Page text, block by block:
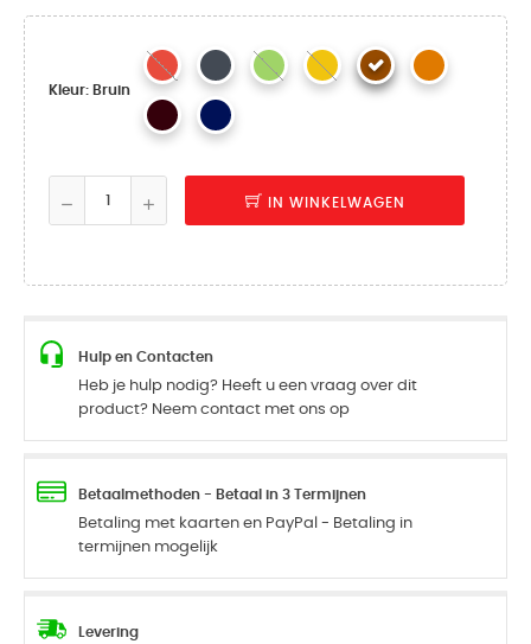
Kleur: Bruin
IN WINKELWAGEN
Hulp en Contacten
Heb je hulp nodig? Heeft u een vraag over dit
product? Neem contact met ons op
Betaalmethoden - Betaal in 3 Termijnen
Betaling met kaarten en PayPal - Betaling in
termijnen mogelijk
Levering